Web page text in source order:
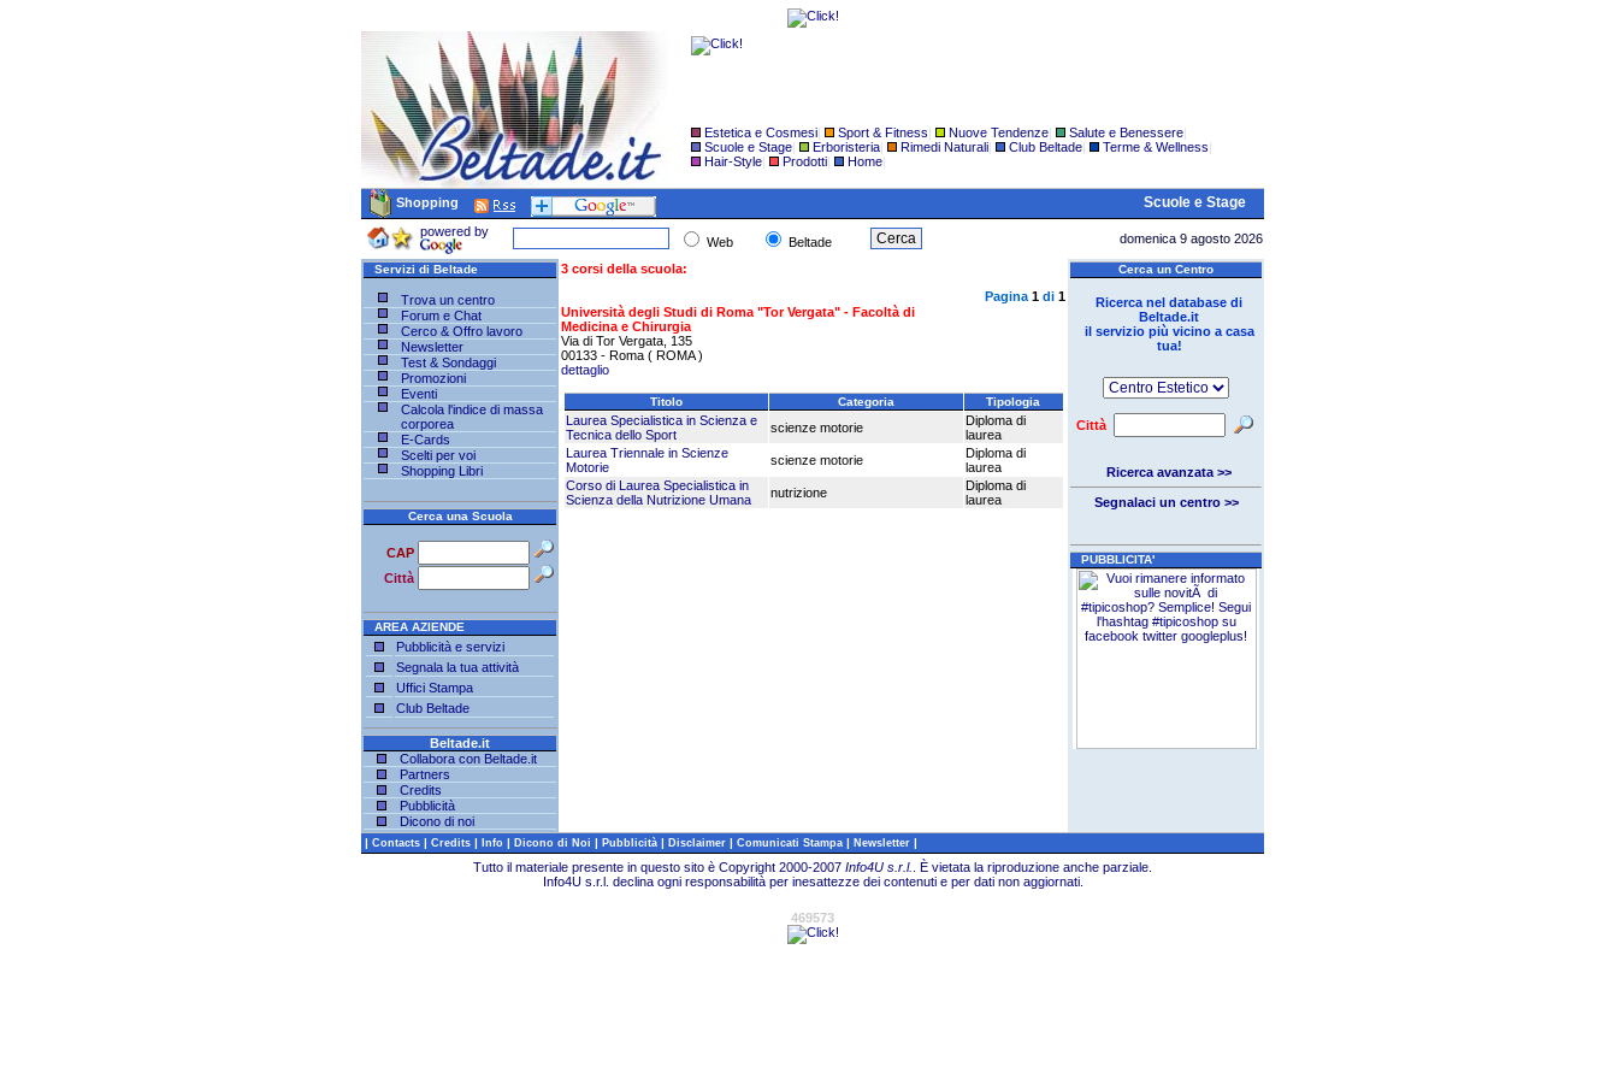
Estetica e Cosmesi| Sport & Fitness| Nuove Tendenze| Salute e Benessere|
Scuole e Stage| Erboristeria| Rimedi Naturali| Club Beltade| Terme & Wellness|
Hair-Style| Prodotti| Home|
Shopping Scuole e Stage
powered by
Web Beltade domenica 9 agosto 2026
Servizi di Beltade
Trova un centro
Forum e Chat
Cerco & Offro lavoro
Newsletter
Test & Sondaggi
Promozioni
Eventi
Calcola l'indice di massa
corporea
E-Cards
Scelti per voi
Shopping Libri
Cerca una Scuola
CAP
Città
AREA AZIENDE
Pubblicità e servizi
Segnala la tua attività
Uffici Stampa
Club Beltade
Beltade.it
Collabora con Beltade.it
Partners
Credits
Pubblicità
Dicono di noi
3 corsi della scuola:
Università degli Studi di Roma "Tor Vergata" - Facoltà di
Medicina e Chirurgia
Pagina 1 di 1
Via di Tor Vergata, 135
00133 - Roma ( ROMA )
dettaglio
Titolo Categoria Tipologia
Laurea Specialistica in Scienza e
Tecnica dello Sport
scienze motorie
Diploma di
laurea
Laurea Triennale in Scienze
Motorie
scienze motorie
Diploma di
laurea
Corso di Laurea Specialistica in
Scienza della Nutrizione Umana
nutrizione
Diploma di
laurea
Cerca un Centro
Ricerca nel database di
Beltade.it
il servizio più vicino a casa
tua!
Città
Ricerca avanzata >>
Segnalaci un centro >>
PUBBLICITA'
| Contacts | Credits | Info | Dicono di Noi | Pubblicità | Disclaimer | Comunicati Stampa | Newsletter |
Tutto il materiale presente in questo sito è Copyright 2000-2007 Info4U s.r.l.
È vietata la riproduzione anche parziale.
Info4U s.r.l. declina ogni responsabilità per inesattezze dei contenuti e per dati non aggiornati.
469573